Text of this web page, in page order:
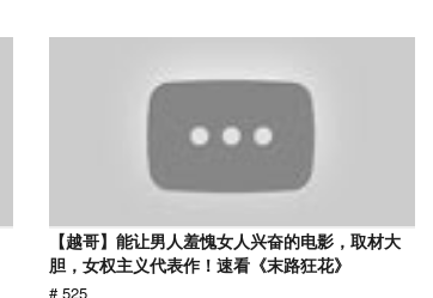
【越哥】能让男人羞愧女人兴奋的电影，取材大
胆，女权主义代表作！速看《末路狂花》
# 525